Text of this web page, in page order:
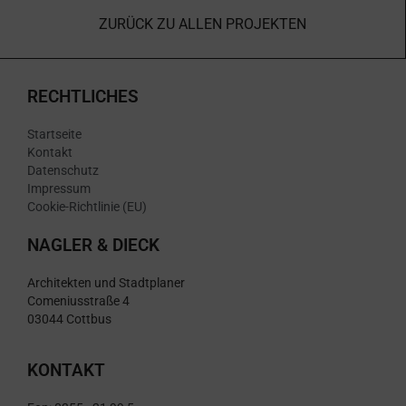
ZURÜCK ZU ALLEN PROJEKTEN
RECHTLICHES
Startseite
Kontakt
Datenschutz
Impressum
Cookie-Richtlinie (EU)
NAGLER & DIECK
Architekten und Stadtplaner
Comeniusstraße 4
03044 Cottbus
KONTAKT